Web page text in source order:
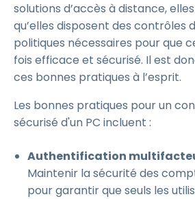
solutions d’accès à distance,
qu’elles disposent des contrôles
politiques nécessaires pour que
fois efficace et sécurisé. Il est
ces bonnes pratiques à l’esprit.
Les bonnes pratiques pour un
sécurisé d'un PC incluent :
Authentification
Maintenir la sécurité des
pour garantir que seuls les